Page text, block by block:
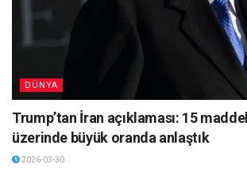
DÜNYA
Trump’tan İran açıklaması: 15
üzerinde büyük oranda anlaştık
2026-03-30